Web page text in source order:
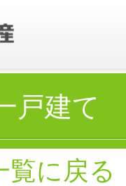
戸建て
覧に戻る